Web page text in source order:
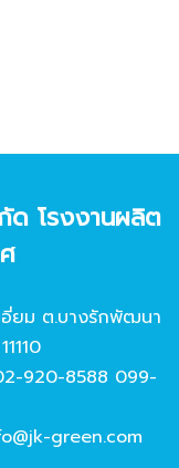
ด โรงงานผลิต
อี่ยม ต.บางรักพัฒนา
920-8588 099-
green.com